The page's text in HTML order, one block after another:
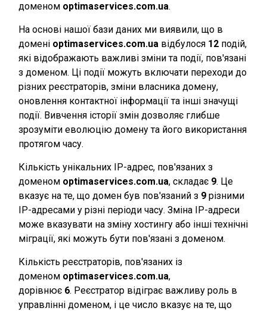
доменом optimaservices.com.ua.
На основі нашої бази даних ми виявили, що в
домені optimaservices.com.ua відбулося 12 подій,
які відображають важливі зміни та події, пов'язані
з доменом. Ці події можуть включати переходи до
різних реєстраторів, зміни власника домену,
оновлення контактної інформації та інші значущі
події. Вивчення історії змін дозволяє глибше
зрозуміти еволюцію домену та його використання
протягом часу.
Кількість унікальних IP-адрес, пов'язаних з
доменом optimaservices.com.ua, складає 9. Це
вказує на те, що домен був пов'язаний з 9 різними
IP-адресами у різні періоди часу. Зміна IP-адреси
може вказувати на зміну хостингу або інші технічні
міграції, які можуть бути пов'язані з доменом.
Кількість реєстраторів, пов'язаних із
доменом optimaservices.com.ua,
дорівнює 6. Реєстратор відіграє важливу роль в
управлінні доменом, і це число вказує на те, що